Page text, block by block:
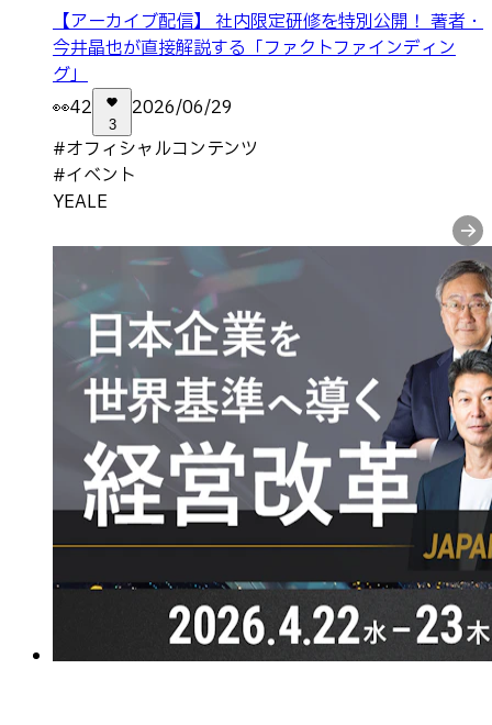
【アーカイブ配信】 社内限定研修を特別公開！ 著者・
今井晶也が直接解説する「ファクトファインディン
グ」
👀42
3
2026/06/29
#オフィシャルコンテンツ
#イベント
YEALE